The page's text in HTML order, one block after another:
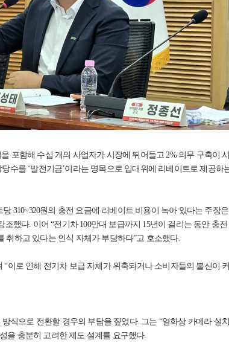
포함해 수십 개의 사업자가 시장에 뛰어들고 2% 의무 구축이
수를 ‘발전기금’이라는 명목으로 입대위에 리베이트로 제공하
310~320원의 충전 요금에 리베이트 비용이 녹아 있다는 주장
했다. 이어 “전기차 100만대 보급까지 15년이 걸리는 동안 충
취하고 있다는 인식 자체가 부당하다”고 호소했다.
이로 인해 전기차 보급 자체가 위축되거나 소비자들의 불신이
식으로 전환할 경우의 부담을 짚었다. 그는 “열화상 카메라 설
을 충분히 고려한 제도 설계를 요구했다.